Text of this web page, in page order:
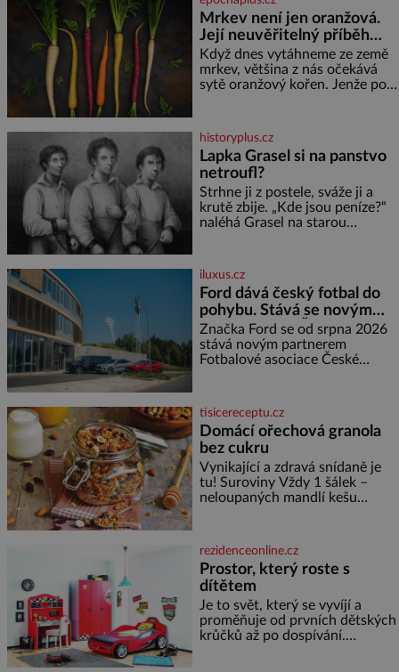
se o nenáročného klidného
ptáčka, který většinu dne jen
posedává. Hodně času tráví na
zemi, kde sbírá zbytky semínek
Jeho domovinou je prakticky
celá Austrálie s výjimkou
pobřežní oblasti.
Mrkev není jen oranžová.
Její neuvěřitelný příběh
začíná fialovou barvou
Když dnes vytáhneme ze země
mrkev, většina z nás očekává
sytě oranžový kořen. Jenže po
oranžová. Je fialová, žlutá, bílá,
někdy dokonce téměř černá. Až
díky stovkám let pečlivého
šlechtění se z ní stává zelenina,
bez které si českou zahradu ani
nedokážeme představit. Její
příběh je
historyplus.cz
Lapka Grasel si na panstvo
netroufl?
Strhne ji z postele, sváže ji a
krutě zbije. „Kde jsou peníze?“
naléhá Grasel na starou
nemůže, protože žádné nemá,
spokojí se lupič s několika
měďáky a štůčky látky. Zraněná
žena pár dní nato umírá. Je to
muž nebývale krutý. Jeho činy
budí hrůzu ještě dlouho po jeho
smrti
iluxus.cz
Ford dává český fotbal do
pohybu. Stává se novým
partnerem FAČR
Značka Ford se od srpna 2026
stává novým partnerem
Fotbalové asociace České
asociace, reprezentačních týmů
i českého fotbalu v regionech.
Partner
tisicereceptu.cz
Domácí ořechová granola
bez cukru
Vynikající a zdravá snídaně je
tu! Suroviny Vždy 1 šálek –
neloupaných mandlí kešu
semínek dýně rozinek 3 šálky
ovesných vloček 1 lžíce mlet
rezidenceonline.cz
Prostor, který roste s
dítětem
Je to svět, který se vyvíjí a
proměňuje od prvních dětských
krůčků až po dospívání.